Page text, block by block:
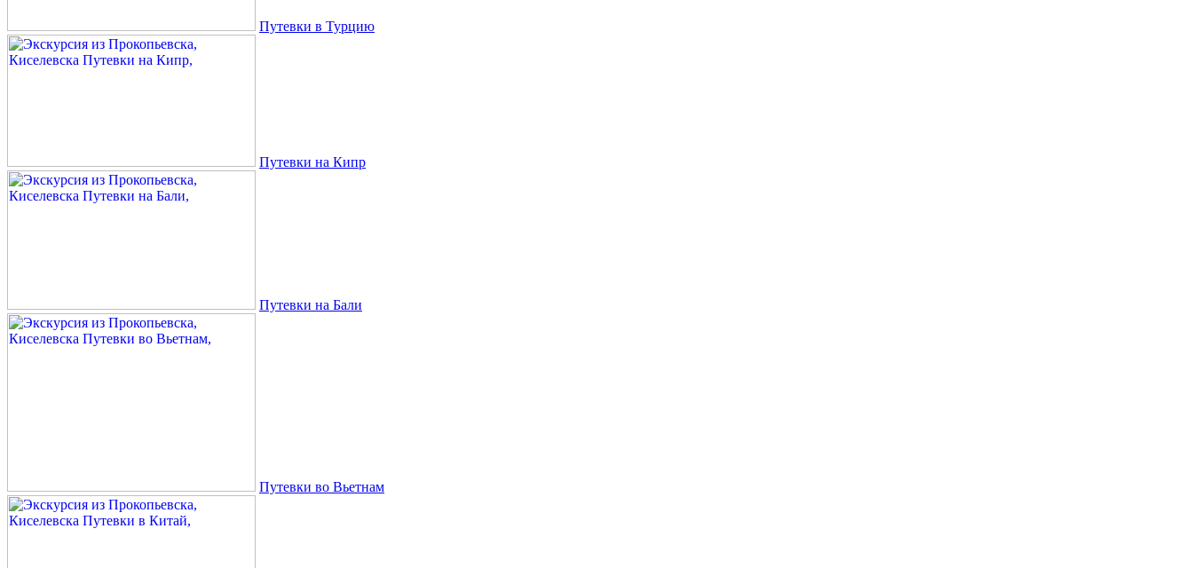
Путевки в Турцию
Путевки на Кипр
Путевки на Бали
Путевки во Вьетнам